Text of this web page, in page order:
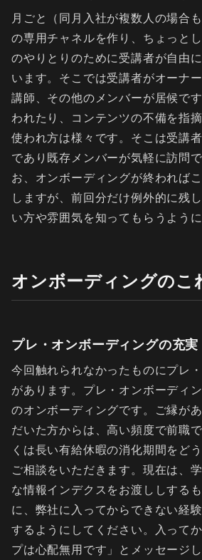
月ごと（同月入社が複数人の場合
の専用チャネルを作り、ちょっと
のやりとりのために受講者が自由
います。そこでは受講者がオーナ
講師、その他のメンバーが居候で
われたり、コンテンツの不備を指摘
使われ方は様々です。そこは受講
であり既存メンバーが気軽に訪問
お、オンボーディングが終われば
しますが、前回分だけ例外的に残
い方や雰囲気を知ってもらうように
オンボーディングのこ
プレ・オンボーディングの充実
今回触れられなかったものにプレ
があります。プレ・オンボーディ
のオンボーディングです。ご縁が
だいた方からは、高い頻度で前職
くは長い有給休暇の消化期間をど
ご相談をいただきます。現在は、
な情報インデクスをお渡ししする
に、弊社に入ってからできない経
するようにしてください。入って
プは心配無用です」とメッセージ